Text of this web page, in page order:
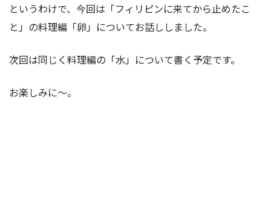
というわけで、今回は「フィリピンに来てから止めたこ
と」の料理編「卵」についてお話ししました。
次回は同じく料理編の「水」について書く予定です。
お楽しみに～。